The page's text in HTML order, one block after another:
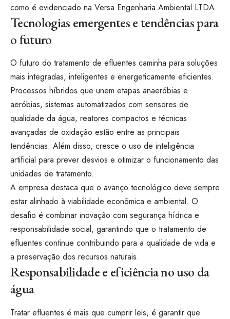
como é evidenciado na Versa Engenharia Ambiental LTDA.
Tecnologias emergentes e tendências para
o futuro
O futuro do tratamento de efluentes caminha para soluções
mais integradas, inteligentes e energeticamente eficientes.
Processos híbridos que unem etapas anaeróbias e
aeróbias, sistemas automatizados com sensores de
qualidade da água, reatores compactos e técnicas
avançadas de oxidação estão entre as principais
tendências. Além disso, cresce o uso de inteligência
artificial para prever desvios e otimizar o funcionamento das
unidades de tratamento.
A empresa destaca que o avanço tecnológico deve sempre
estar alinhado à viabilidade econômica e ambiental. O
desafio é combinar inovação com segurança hídrica e
responsabilidade social, garantindo que o tratamento de
efluentes continue contribuindo para a qualidade de vida e
a preservação dos recursos naturais.
Responsabilidade e eficiência no uso da
água
Tratar efluentes é mais que cumprir leis, é garantir que